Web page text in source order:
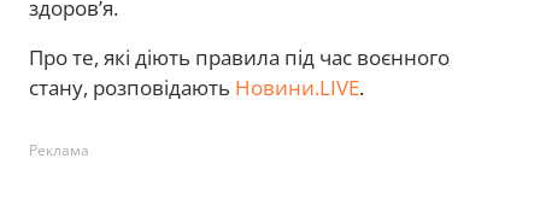
здоров’я.
Про те, які діють правила під час воєнного
стану, розповідають Новини.LIVE.
Реклама